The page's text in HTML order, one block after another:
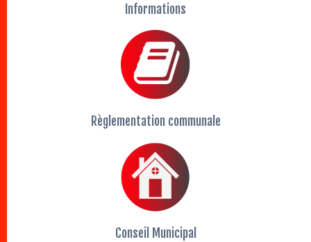
Informations
Règlementation communale
Conseil Municipal